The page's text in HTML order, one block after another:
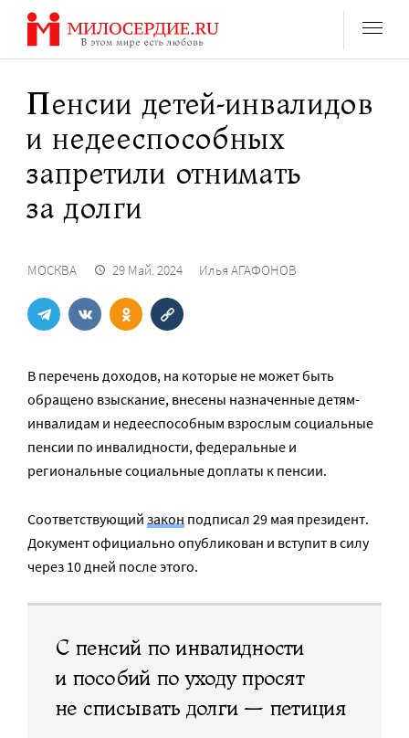
Перейти
содержанию
Пенсии детей-инвалидов
и недееспособных
запретили отнимать
за долги
МОСКВА 29 Май. 2024 Илья АГАФОНОВ
В перечень доходов, на которые не может быть
обращено взыскание, внесены назначенные детям-
инвалидам и недееспособным взрослым социальные
пенсии по инвалидности, федеральные и
региональные социальные доплаты к пенсии.
Соответствующий закон подписал 29 мая президент.
Документ официально опубликован и вступит в силу
через 10 дней после этого.
С пенсий по инвалидности
и пособий по уходу просят
не списывать долги — петиция